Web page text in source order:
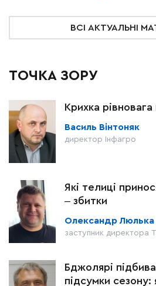
ВСІ АКТУАЛЬНІ
ТОЧКА ЗОРУ
Крихка
Василь Вінтоняк
директор Інфагро
Які телиці
‒ збитки
Олександр Люлька
заступник директора
Бджолярі
підсумки сезону: